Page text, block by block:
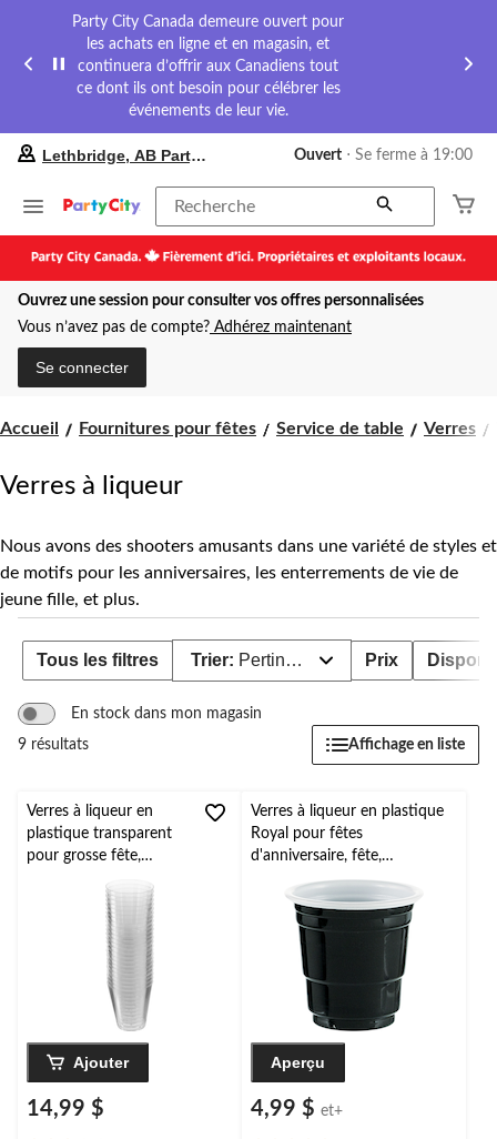
Party City Canada demeure ouvert pour
les achats en ligne et en magasin, et
continuera d’offrir aux Canadiens tout
ce dont ils ont besoin pour célébrer les
événements de leur vie.
préféré
Lethbridge,
Party
City,
courament
Ouvert,
cliquer
Lethbridge, AB Party City Ouvert ⋅ Se ferme à 19:00
Recherche
Ouvrez une session pour consulter vos offres personnalisées
Vous n’avez pas de compte? Adhérez maintenant
Se connecter
Accueil Fournitures pour fêtes Service de table Verres
Verres à liqueur
Nous avons des shooters amusants dans une variété de styles et
de motifs pour les anniversaires, les enterrements de vie de
jeune fille, et plus.
Tous les filtres Trier: Pertinence Prix
En stock dans mon magasin
9 résultats
Affichage en liste
Verres à liqueur en
plastique transparent
pour grosse fête,
Ajouter
14,99 $
Verres à liqueur en plastique
Royal pour fêtes
d'anniversaire, fête,
anniversaire, couleurs
variées, paq. 30
Aperçu
4,99 $ et+